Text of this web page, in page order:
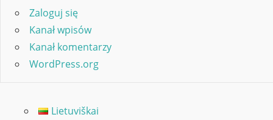
Zaloguj się
Kanał wpisów
Kanał komentarzy
WordPress.org
Lietuviškai